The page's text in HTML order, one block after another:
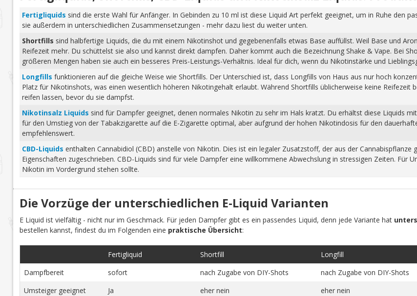
Fertigliquids sind die erste Wahl für Anfänger. In Gebinden zu 10 ml ist diese Liquid Art perfekt geeignet, um in Ruhe den
sie außerdem in unterschiedlichen Zusammensetzungen - mehr dazu liest du weiter unten.
Shortfills sind halbfertige Liquids, die du mit einem Nikotinshot und gegebenenfalls etwas Base auffüllst. Weil Base und
Reifezeit mehr. Du schüttelst sie also und kannst direkt dampfen. Daher kommt auch die Bezeichnung Shake & Vape. Bei
größeren Mengen haben sie auch ein besseres Preis-Leistungs-Verhältnis. Ideal für dich, wenn du Nikotinstärke und
Longfills funktionieren auf die gleiche Weise wie Shortfills. Der Unterschied ist, dass Longfills von Haus aus nur hoch
Platz für Nikotinshots, was einen wesentlich höheren Nikotingehalt erlaubt. Während Shortfills üblicherweise keine
reifen lassen, bevor du sie dampfst.
Nikotinsalz Liquids sind für Dampfer geeignet, denen normales Nikotin zu sehr im Hals kratzt. Du erhältst diese Liquids
für den Umstieg von der Tabakzigarette auf die E-Zigarette optimal, aber aufgrund der hohen Nikotindosis für den
empfehlenswert.
CBD-Liquids enthalten Cannabidiol (CBD) anstelle von Nikotin. Dies ist ein legaler Zusatzstoff, der aus der
Eigenschaften zugeschrieben. CBD-Liquids sind für viele Dampfer eine willkommene Abwechslung in stressigen Zeiten. Für
Nikotin im Vordergrund stehen sollte.
Die Vorzüge der unterschiedlichen E-Liquid Varianten
E Liquid ist vielfältig - nicht nur im Geschmack. Für jeden Dampfer gibt es ein passendes Liquid, denn jede Variante hat
bestellen kannst, findest du im Folgenden eine praktische Übersicht:
Fertigliquid Shortfill Longfill
Dampfbereit
sofort nach Zugabe von DIY-Shots nach Zugabe von DIY-Shots
Umsteiger geeignet
Ja eher nein eher nein